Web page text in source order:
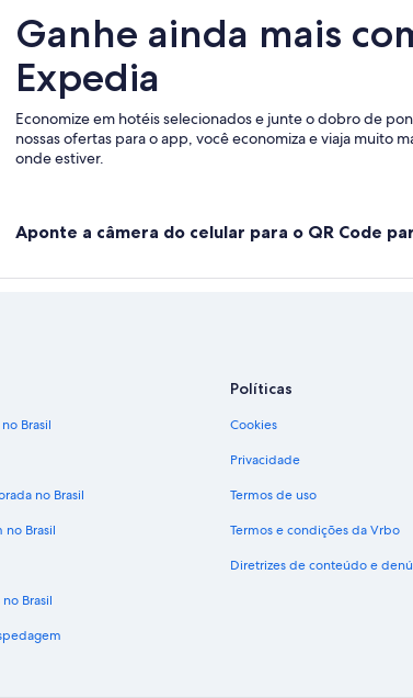
Ganhe ainda mais
Expedia
Economize em hotéis selecionados e junte o dobro de
nossas ofertas para o app, você economiza e viaja muito
onde estiver.
Aponte a câmera do celular para o QR Code
Brasil
no Brasil
no Brasil
Brasil
Políticas
Cookies
Privacidade
Termos de uso
Termos e condições da Vrbo
Diretrizes de conteúdo e